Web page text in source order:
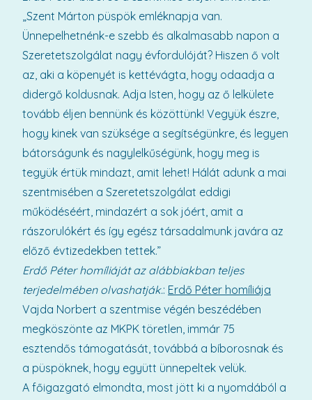
„Szent Márton püspök emléknapja van.
Ünnepelhetnénk-e szebb és alkalmasabb napon a
Szeretetszolgálat nagy évfordulóját? Hiszen ő volt
az, aki a köpenyét is kettévágta, hogy odaadja a
didergő koldusnak. Adja Isten, hogy az ő lelkülete
tovább éljen bennünk és közöttünk! Vegyük észre,
hogy kinek van szüksége a segítségünkre, és legyen
bátorságunk és nagylelkűségünk, hogy meg is
tegyük értük mindazt, amit lehet! Hálát adunk a mai
szentmisében a Szeretetszolgálat eddigi
működéséért, mindazért a sok jóért, amit a
rászorulókért és így egész társadalmunk javára az
előző évtizedekben tettek.”
Erdő Péter homíliáját az alábbiakban teljes
terjedelmében olvashatják.: Erdő Péter homíliája
Vajda Norbert a szentmise végén beszédében
megköszönte az MKPK töretlen, immár 75
esztendős támogatását, továbbá a bíborosnak és
a püspöknek, hogy együtt ünnepeltek velük.
A főigazgató elmondta, most jött ki a nyomdából a